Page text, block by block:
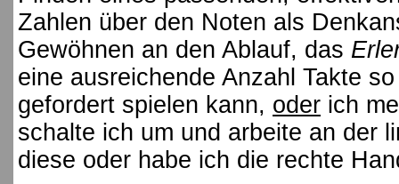
Zahlen über den Noten als
Gewöhnen an den Ablauf, das
eine ausreichende Anzahl Takte
gefordert spielen kann, oder ich
schalte ich um und arbeite an der
diese oder habe ich die rechte